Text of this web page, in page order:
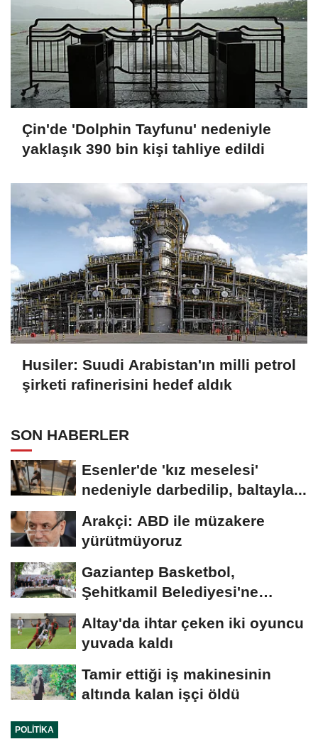
Çin'de 'Dolphin Tayfunu' nedeniyle
yaklaşık 390 bin kişi tahliye edildi
Husiler: Suudi Arabistan'ın milli petrol
şirketi rafinerisini hedef aldık
SON HABERLER
Esenler'de 'kız meselesi'
nedeniyle darbedilip, baltayla...
Arakçi: ABD ile müzakere
yürütmüyoruz
Gaziantep Basketbol,
Şehitkamil Belediyesi'ne
Altay'da ihtar çeken iki oyuncu
yuvada kaldı
Tamir ettiği iş makinesinin
altında kalan işçi öldü
POLITIKA